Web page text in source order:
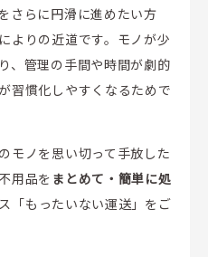
さらに円滑に進めたい方
よりの近道です。モノが少
、管理の手間や時間が劇的
習慣化しやすくなるためで
モノを思い切って手放した
用品を まとめて・簡単に処
「もったいない運送」をご